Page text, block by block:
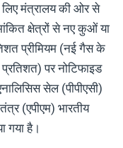
मंत्रालय की ओर से
क्षेत्रों से नए कुओं या
प्रीमियम (नई गैस के
पर नोटिफाइड
सेल (पीपीएसी)
(एपीएम) भारतीय
गया है।